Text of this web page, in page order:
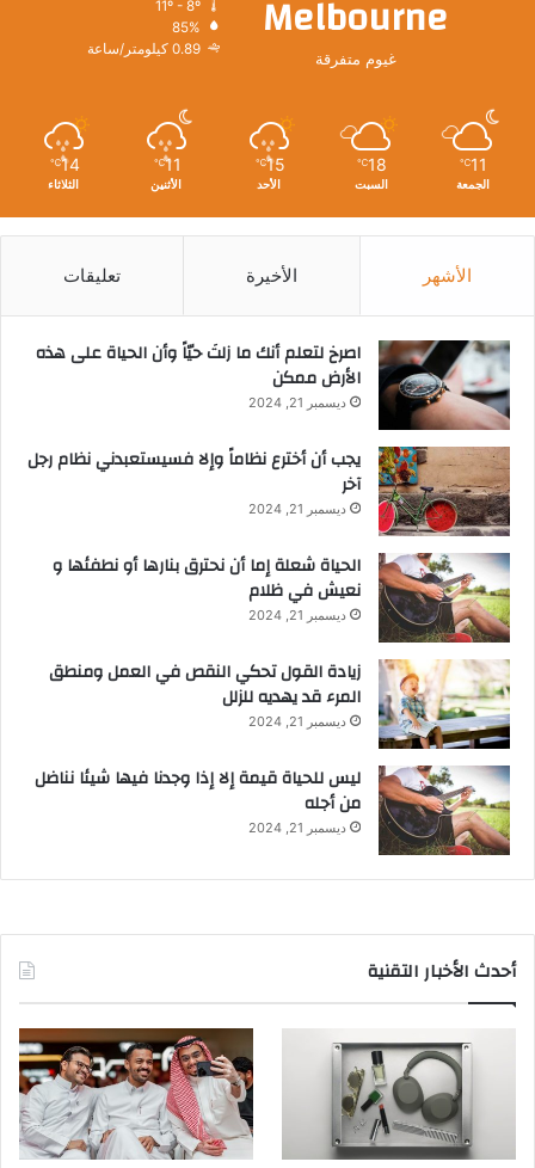
Melbourne
غيوم متفرقة
85%
0.89 كيلومتر/ساعة
11
℃
الجمعة
18
℃
السبت
15
℃
الأحد
11
℃
الأثنين
14
℃
الثلاثاء
الأشهر الأخيرة تعليقات
‫اصرخ لتعلم أنك ما زلتَ حيّاً وأن الحياة على هذه
الأرض ممكن
ديسمبر 21, 2024
يجب أن أخترع نظاماً وإلا فسيستعبدني نظام رجل
آخر
ديسمبر 21, 2024
الحياة شعلة إما أن نحترق بنارها أو نطفئها و
نعيش في ظلام
ديسمبر 21, 2024
زيادة القول تحكي النقص في العمل ومنطق
المرء قد يهديه للزلل
ديسمبر 21, 2024
ليس للحياة قيمة إلا إذا وجدنا فيها شيئا نناضل
من أجله
ديسمبر 21, 2024
أحدث الأخبار التقنية